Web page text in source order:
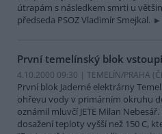
útrapám s následkem smrti u
předseda PSOZ Vladimír Smejkal.
První temelínský blok
4.10.2000 09:30 | TEMELÍN/PRAHA (
První blok Jaderné elektrárny
ohřevu vody v primárním okruhu
oznámil mluvčí JETE Milan
dosažení teploty vyšší než 150 C,